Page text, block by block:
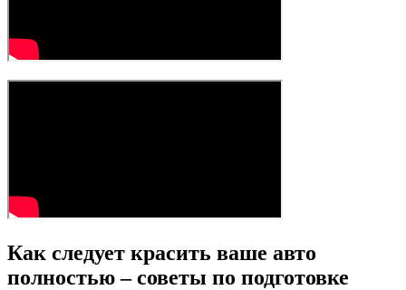
Как следует красить ваше авто
полностью – советы по подготовке